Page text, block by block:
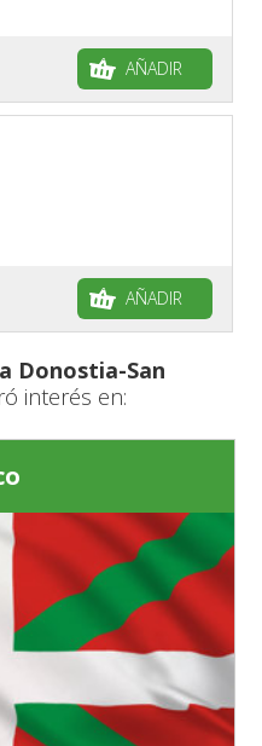
AÑADIR
AÑADIR
Donostia-San
interés en: